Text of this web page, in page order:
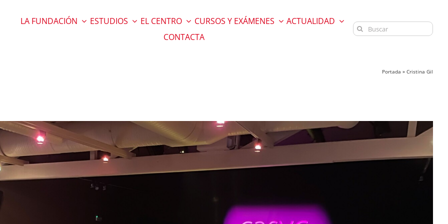
LA FUNDACIÓN ESTUDIOS EL CENTRO CURSOS Y EXÁMENES
ACTUALIDAD
CONTACTA
Buscar:
Portada » Cristina Gil